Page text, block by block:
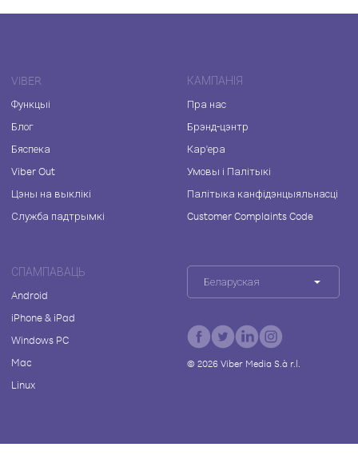
VIBER
Функцыі
Блог
Бяспека
Viber Out
Цэны на выклікі
Служба падтрымкі
КАМПАНІЯ
Пра нас
Брэнд-цэнтр
Кар'ера
Умовы і Палітыкі
Палітыка канфідэнцыяльнасці
Customer Complaints Code
СПАМПАВАЦЬ
Android
iPhone & iPad
Windows PC
Mac
Linux
Беларуская
© 2026Viber Media S.à r.l.